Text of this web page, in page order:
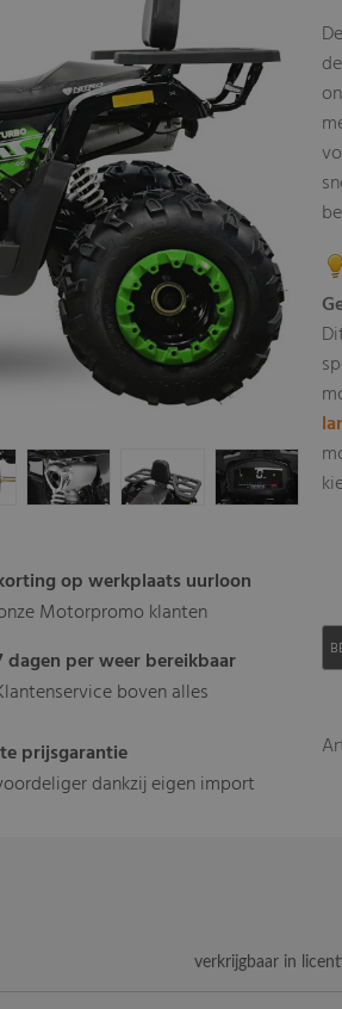
op werkplaats uurloon
Motorpromo klanten
dagen per weer bereikbaar
boven alles
prijsgarantie
dankzij eigen import
verkrijgbaar in